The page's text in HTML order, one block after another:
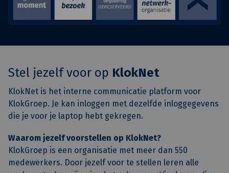
Stel jezelf voor op KlokNet
KlokNet is het interne communicatie platform voor
KlokGroep. Je kan inloggen met dezelfde inloggegevens
die je voor je laptop hebt gekregen.
Waarom jezelf voorstellen op KlokNet?
KlokGroep is een organisatie met meer dan 550
medewerkers. Door jezelf voor te stellen leren alle